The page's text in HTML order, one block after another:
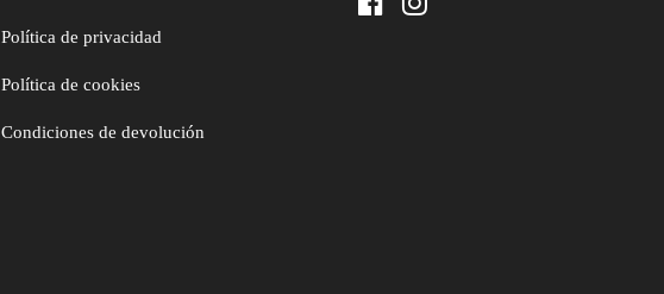
Política de privacidad
Política de cookies
Condiciones de devolución